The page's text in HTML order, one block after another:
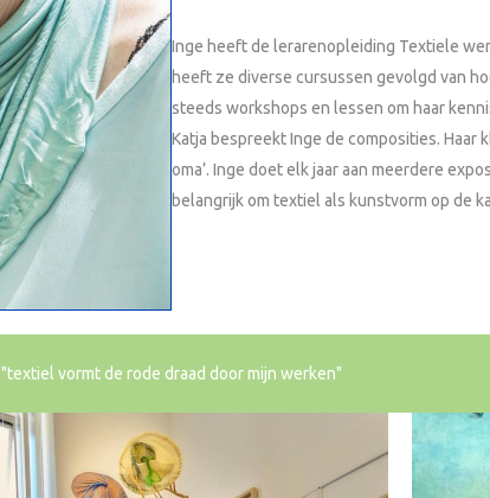
Inge heeft de lerarenopleiding Textiele
heeft ze diverse cursussen gevolgd van
steeds workshops en lessen om haar
Katja bespreekt Inge de composities. Haar
oma’. Inge doet elk jaar aan meerdere
belangrijk om textiel als kunstvorm op de
"textiel vormt de rode draad door mijn werken"